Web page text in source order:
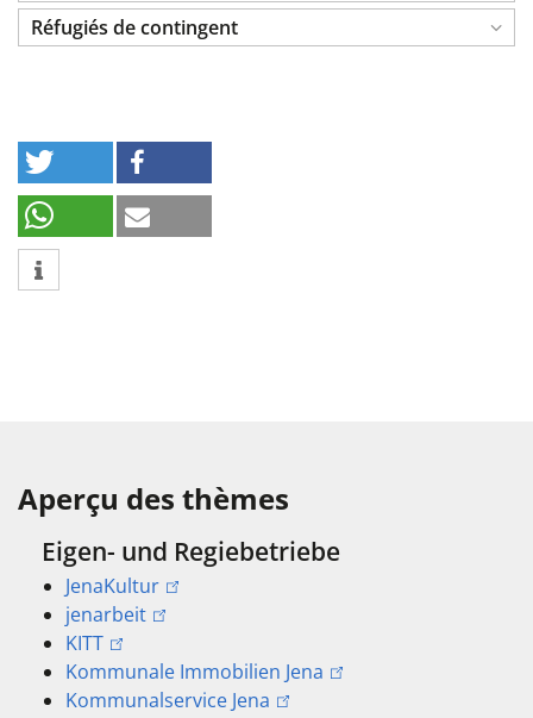
Réfugiés de contingent
Aperçu des thèmes
Eigen- und Regiebetriebe
JenaKultur
jenarbeit
KITT
Kommunale Immobilien Jena
Kommunalservice Jena